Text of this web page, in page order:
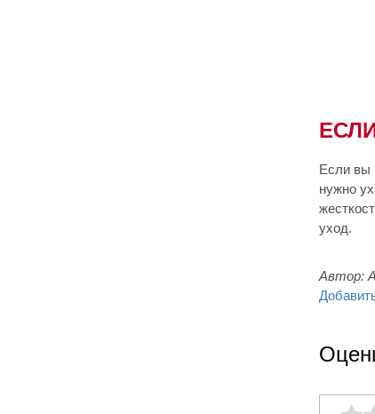
Если вы
нужно
уход.
Автор: